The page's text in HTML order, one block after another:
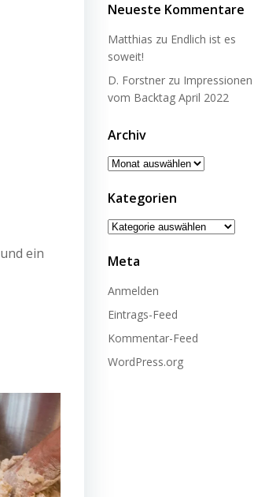
und ein
Neueste Kommentare
Matthias zu Endlich ist es
soweit!
D. Forstnerzu Impressionen
vom Backtag April 2022
Archiv
Archiv
Kategorien
Kategorien
Meta
Anmelden
Eintrags-Feed
Kommentar-Feed
WordPress.org